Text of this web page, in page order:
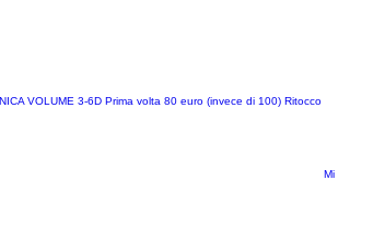
VOLUME 3-6D Prima volta 80 euro (invece di 100) Ritocco
Mi